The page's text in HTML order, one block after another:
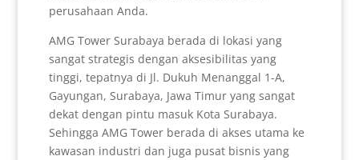
perusahaan Anda.
AMG Tower Surabaya berada di lokasi yang
sangat strategis dengan aksesibilitas yang
tinggi, tepatnya di Jl. Dukuh Menanggal 1-A,
Gayungan, Surabaya, Jawa Timur yang sangat
dekat dengan pintu masuk Kota Surabaya.
Sehingga AMG Tower berada di akses utama ke
kawasan industri dan juga pusat bisnis yang